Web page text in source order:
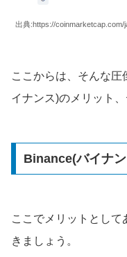
出典:https://
ここからは、そんな
イナンス)のメリット
Binance(バイナ
ここでメリットとし
きましょう。